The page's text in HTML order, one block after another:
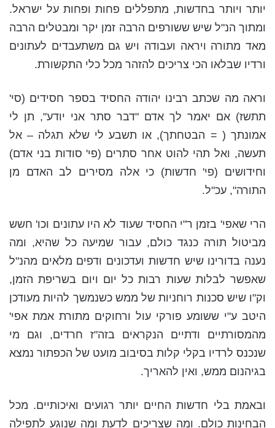
יותר ויותר בחדשות, מתפללים פחות ופחות על ישראל.
ומתוך הנ"ל שיש ששורפים הרבה זמן יקר ומבטלים הרבה
מאד מתורה ויראה ועבודה ויש גם משתעבדים לעתונים
ורדיו שבלאו הכי צריכים להזהר מכל כלי התקשורת.
וראה מה שכתב רבינו יהודה החסיד בספר חסידים (סי'
תתשז) אם יאמר לך אדם "דבר סתר אני יודע", תן לי
אמונתך ( = הבטחתך), או תשבע לי שלא תגלה – אל
תעשה, ואל תהי להוט אחר סתרים (פי' סודות בני אדם)
וחידושים (פי' חדשות) כי אלה מסירים לב האדם מן
התורה", עכ"ל.
הרי שאפי' בזמן ר"י החסיד שעוד לא היו עתונים וכו' חשש
מביטול תורה כנגד כולם, עבור שמיעה כל שהיא, ומה
נענה בדורינו שיש חדשות ועדכונים ודפים מלאים מהנ"ל
שאפשר לבלות שעות רבות כל יום ויום בשריפת הזמן,
וק"ו שיש סכנות רוחניות של ממש כשנמשך להיות מעודכן
היטב ע"י ששומע פורקי עול ורחוקים מתורת אמת אפי'
מהמסורתיים ודתיים הנקראים בזה"ז חרדים, וגם מי
שנכנס לרדיו בקלי קלות בסיבוב מועט של הכפתור נמצא
בגיהנום ממש, ואין להאריך.
ובאמת בלי חדשות החיים יותר רגועים ואיכותיים. מכל
הבחינות כולם. ומה שצריכים לדעת ומה שנוגע לתפילה